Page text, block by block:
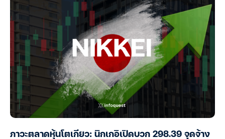
ภาวะตลาดหุ้นโตเกียว: นิกเกอิเปิดบวก 298.39 จุดจ้าง